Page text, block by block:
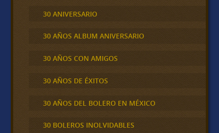
30 ANIVERSARIO
30 AÑOS ALBUM ANIVERSARIO
30 AÑOS CON AMIGOS
30 AÑOS DE ÉXITOS
30 AÑOS DEL BOLERO EN MÉXICO
30 BOLEROS INOLVIDABLES